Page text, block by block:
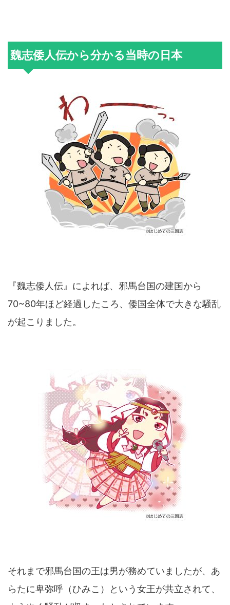
魏志倭人伝から分かる当時の日本
『魏志倭人伝』によれば、邪馬台国の建国から
70~80年ほど経過したころ、倭国全体で大きな騒乱
が起こりました。
それまで邪馬台国の王は男が務めていましたが、あ
らたに卑弥呼（ひみこ）という女王が共立されて、